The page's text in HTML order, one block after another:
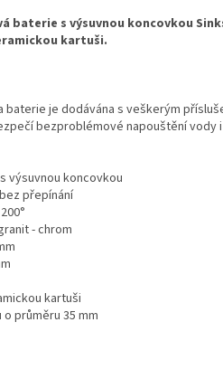
baterie s výsuvnou koncovkou
kartuši.
baterie je dodávána s veškerým
bezproblémové napouštění vody
výsuvnou koncovkou
přepínání
- chrom
kartuši
průměru 35 mm